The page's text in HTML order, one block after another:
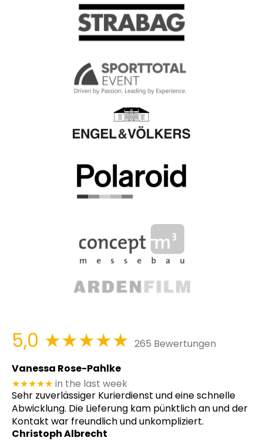
5,0 ★★★★★ 265 Bewertungen
Vanessa Rose-Pahlke
★★★★★ in the last week
Sehr zuverlässiger Kurierdienst und eine schnelle
Abwicklung. Die Lieferung kam pünktlich an und der
Kontakt war freundlich und unkompliziert.
Christoph Albrecht